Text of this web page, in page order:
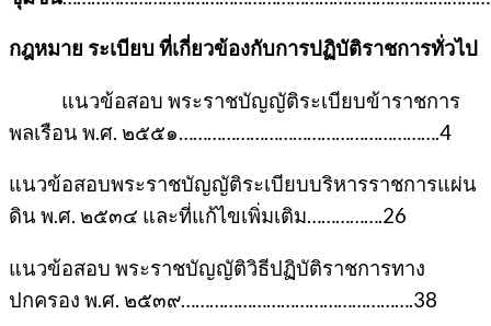
กฎหมาย ระเบียบ ที่เกี่ยวข้องกับการปฏิบัติราชการทั่วไป
แนวข้อสอบ พระราชบัญญัติระเบียบข้าราชการ
พลเรือน พ.ศ. ๒๕๕๑……………………………………………….4
แนวข้อสอบพระราชบัญญัติระเบียบบริหารราชการแผ่น
ดิน พ.ศ. ๒๕๓๔ และที่แก้ไขเพิ่มเติม…………….26
แนวข้อสอบ พระราชบัญญัติวิธีปฏิบัติราชการทาง
ปกครอง พ.ศ. ๒๕๓๙………………………………………….38